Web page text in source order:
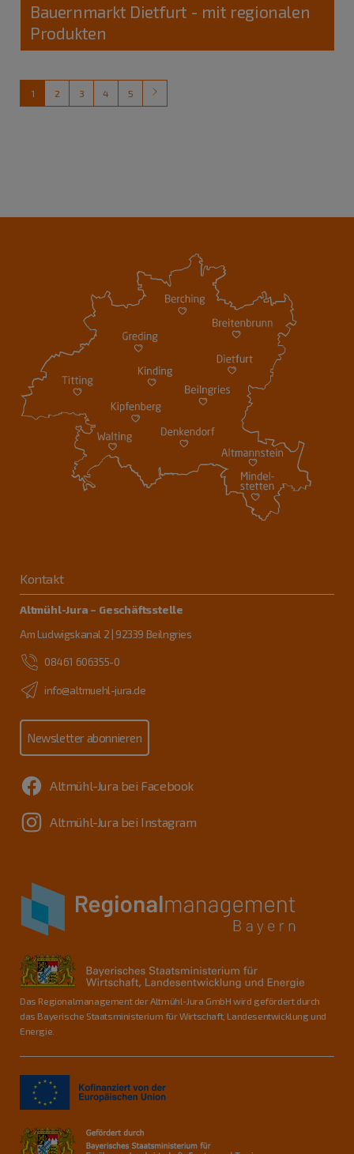
Bauernmarkt Dietfurt - mit regionalen
Produkten
1 2 3 4 5
Kontakt
Altmühl-Jura – Geschäftsstelle
Am Ludwigskanal 2 | 92339 Beilngries
08461 606355-0
info@altmuehl-jura.de
Newsletter abonnieren
Altmühl-Jura bei Facebook
Altmühl-Jura bei Instagram
Das Regionalmanagement der Altmühl-Jura GmbH wird gefördert durch
das Bayerische Staatsministerium für Wirtschaft, Landesentwicklung und
Energie.